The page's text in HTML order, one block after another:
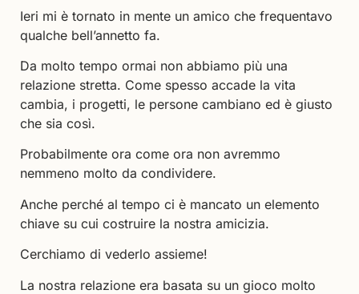
Ieri mi è tornato in mente un amico che frequentavo
qualche bell’annetto fa.
Da molto tempo ormai non abbiamo più una
relazione stretta. Come spesso accade la vita
cambia, i progetti, le persone cambiano ed è giusto
che sia così.
Probabilmente ora come ora non avremmo
nemmeno molto da condividere.
Anche perché al tempo ci è mancato un elemento
chiave su cui costruire la nostra amicizia.
Cerchiamo di vederlo assieme!
La nostra relazione era basata su un gioco molto